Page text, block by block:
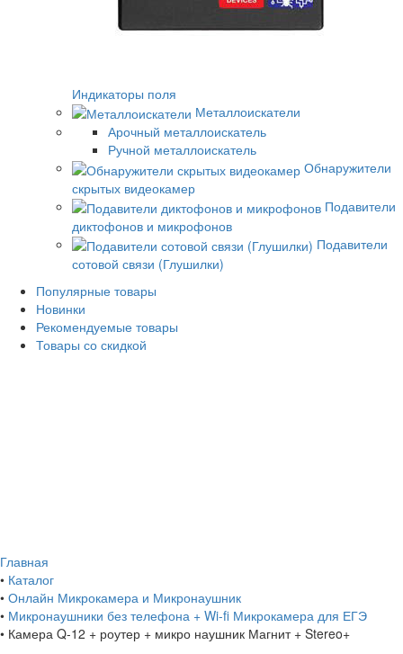
Индикаторы поля
Металлоискатели
Арочный металлоискатель
Ручной металлоискатель
Обнаружители
скрытых видеокамер
Подавители
диктофонов и микрофонов
Подавители
сотовой связи (Глушилки)
Популярные товары
Новинки
Рекомендуемые товары
Товары со скидкой
Главная
• Каталог
• Онлайн Микрокамера и Микронаушник
• Микронаушники без телефона + Wi-fi Микрокамера для ЕГЭ
• Камера Q-12 + роутер + микро наушник Магнит + Stereo+